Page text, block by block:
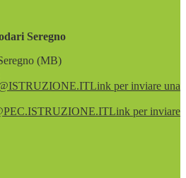
Seregno
(MB)
Link per inviare una
Link per inviare